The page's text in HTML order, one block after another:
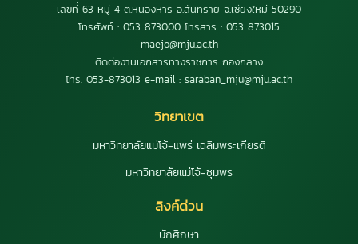
เลขที่ 63 หมู่ 4 ต.หนองหาร อ.สันทราย จ.เชียงใหม่ 50290
โทรศัพท์ : 053 873000 โทรสาร : 053 873015
maejo@mju.ac.th
ติดต่องานเอกสารทางราชการ กองกลาง
โทร. 053-873013 e-mail : saraban_mju@mju.ac.th
วิทยาเขต
มหาวิทยาลัยแม่โจ้-แพร่ เฉลิมพระเกียรติ
มหาวิทยาลัยแม่โจ้-ชุมพร
ลิงค์ด่วน
นักศึกษา